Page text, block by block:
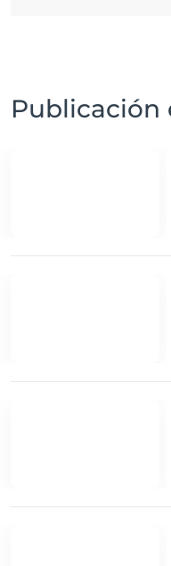
Publicación